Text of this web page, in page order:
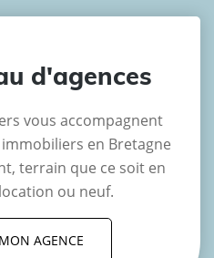
d'agences
vous accompagnent
en Bretagne
terrain que ce soit en
ou neuf.
AGENCE